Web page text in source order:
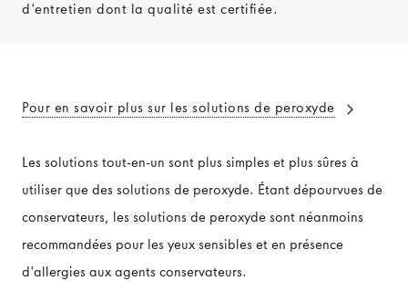
d'entretien dont la qualité est certifiée.
Pour en savoir plus sur les solutions de peroxyde
Les solutions tout-en-un sont plus simples et plus sûres à
utiliser que des solutions de peroxyde. Étant dépourvues de
conservateurs, les solutions de peroxyde sont néanmoins
recommandées pour les yeux sensibles et en présence
d'allergies aux agents conservateurs.